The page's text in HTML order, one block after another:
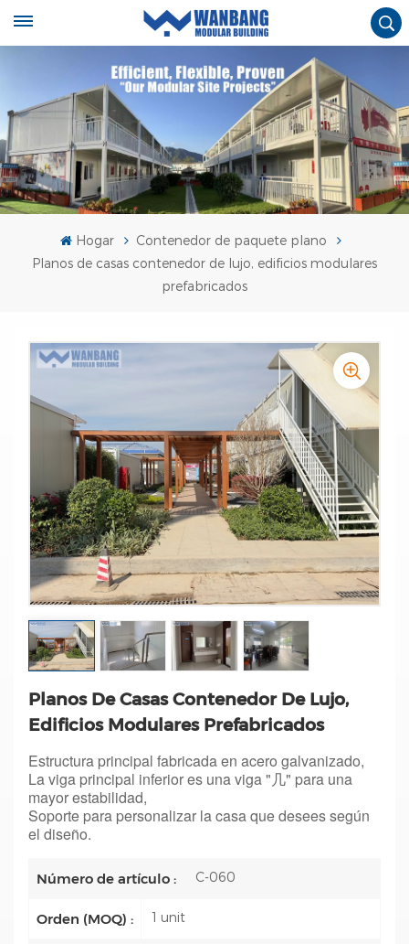
Hogar
Contenedor de paquete plano
Planos de casas contenedor de lujo, edificios modulares
prefabricados
Planos De Casas Contenedor De Lujo,
Edificios Modulares Prefabricados
Estructura principal fabricada en acero galvanizado,
La viga principal inferior es una viga "几" para una
mayor estabilidad,
Soporte para personalizar la casa que desees según
el diseño.
Número de artículo : C-060
Orden (MOQ) : 1 unit